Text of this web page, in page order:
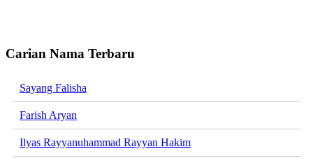
Carian Nama Terbaru
Sayang Falisha
Farish Aryan
Ilyas Rayyanuhammad Rayyan Hakim